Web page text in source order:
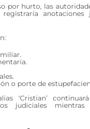
por hurto, las
anotaciones
o porte de
‘Cristian’
judiciales mientras